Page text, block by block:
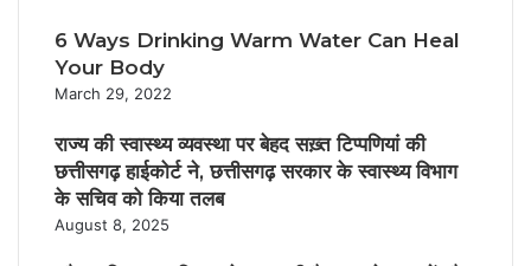
6 Ways Drinking Warm Water Can Heal
Your Body
March 29, 2022
राज्य की स्वास्थ्य व्यवस्था पर बेहद सख़्त टिप्पणियां की
छत्तीसगढ़ हाईकोर्ट ने, छत्तीसगढ़ सरकार के स्वास्थ्य विभाग
के सचिव को किया तलब
August 8, 2025